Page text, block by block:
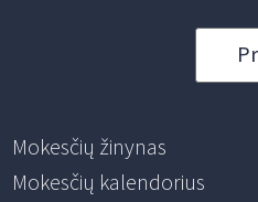
Mokesčių žinynas
Mokesčių kalendorius